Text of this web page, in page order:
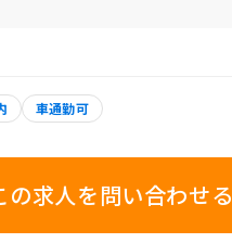
車通勤可
の求人を問い合わせる